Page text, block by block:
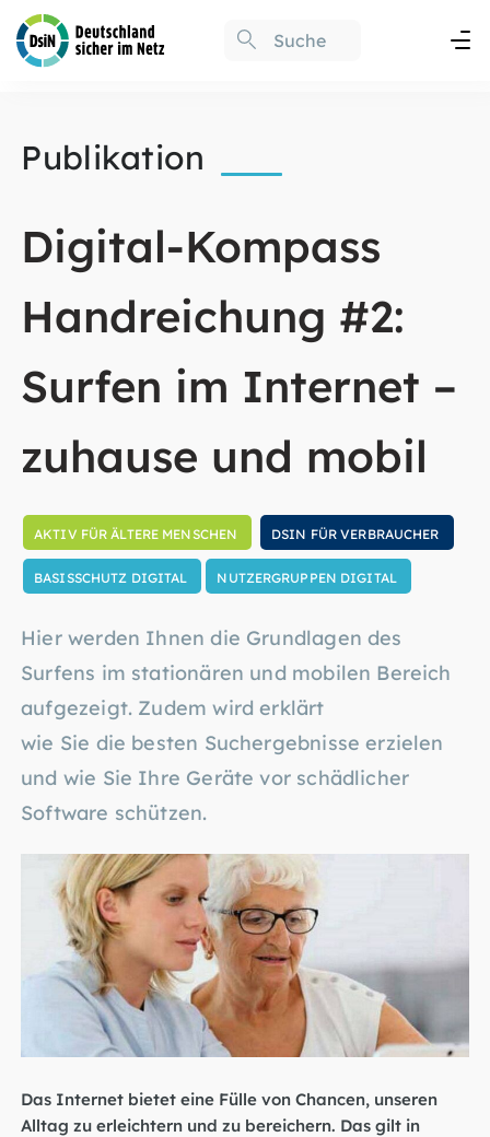
Publikation
Digital-Kompass
Handreichung #2:
Surfen im Internet –
zuhause und mobil
AKTIV FÜR ÄLTERE MENSCHEN DSIN FÜR VERBRAUCHER
BASISSCHUTZ DIGITAL NUTZERGRUPPEN DIGITAL
Hier werden Ihnen die Grundlagen des
Surfens im stationären und mobilen Bereich
aufgezeigt. Zudem wird erklärt
wie Sie die besten Suchergebnisse erzielen
und wie Sie Ihre Geräte vor schädlicher
Software schützen.
Das Internet bietet eine Fülle von Chancen, unseren
Alltag zu erleichtern und zu bereichern. Das gilt in